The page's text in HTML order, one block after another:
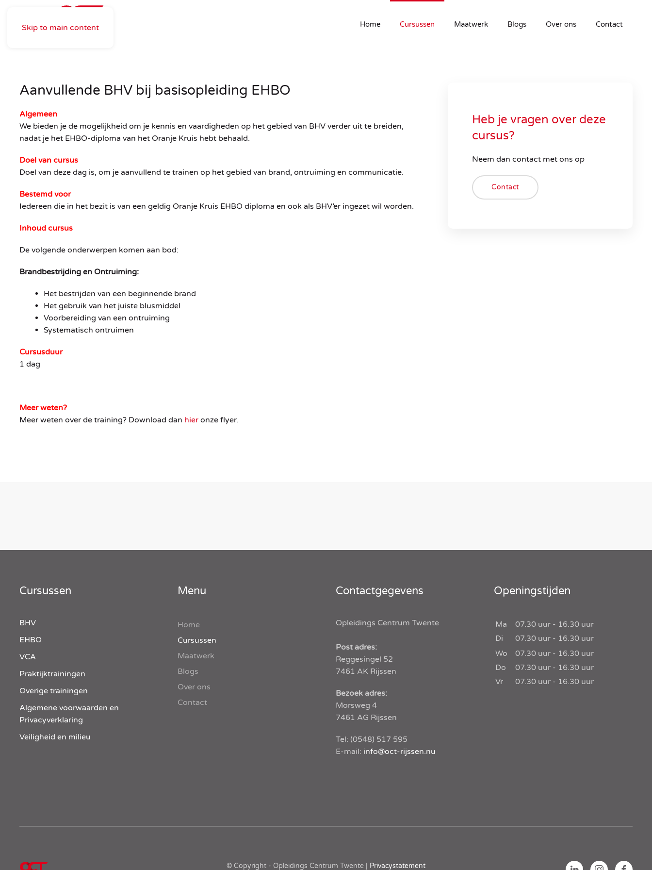
Skip to main content Home Cursussen Maatwerk Blogs Over ons Contact
Aanvullende BHV bij basisopleiding EHBO
Algemeen
We bieden je de mogelijkheid om je kennis en vaardigheden op het gebied van BHV verder uit te breiden,
nadat je het EHBO-diploma van het Oranje Kruis hebt behaald.
Doel van cursus
Doel van deze dag is, om je aanvullend te trainen op het gebied van brand, ontruiming en communicatie.
Bestemd voor
Iedereen die in het bezit is van een geldig Oranje Kruis EHBO diploma en ook als BHV’er ingezet wil worden.
Inhoud cursus
De volgende onderwerpen komen aan bod:
Brandbestrijding en Ontruiming:
Het bestrijden van een beginnende brand
Het gebruik van het juiste blusmiddel
Voorbereiding van een ontruiming
Systematisch ontruimen
Cursusduur
1 dag
Meer weten?
Meer weten over de training? Download dan hier onze flyer.
Heb je vragen over deze
cursus?
Neem dan contact met ons op
Contact
Cursussen
BHV
EHBO
VCA
Praktijktrainingen
Overige trainingen
Algemene voorwaarden en
Privacyverklaring
Veiligheid en milieu
Menu
Home
Cursussen
Maatwerk
Blogs
Over ons
Contact
Contactgegevens
Opleidings Centrum Twente
Post adres:
Reggesingel 52
7461 AK Rijssen
Bezoek adres:
Morsweg 4
7461 AG Rijssen
Tel: (0548) 517 595
E-mail: info@oct-rijssen.nu
Openingstijden
Ma 07.30 uur - 16.30 uur
Di
07.30 uur - 16.30 uur
Wo
07.30 uur - 16.30 uur
Do
07.30 uur - 16.30 uur
Vr
07.30 uur - 16.30 uur
© Copyright - Opleidings Centrum Twente | Privacystatement